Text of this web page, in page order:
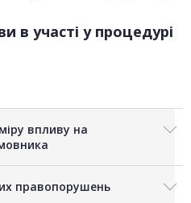
в участі у процедурі
впливу на
правопорушень